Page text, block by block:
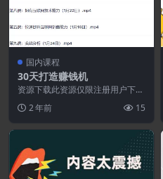
国内课程
30天打造赚钱机
资源下载此资源仅限注册用户下
保证所有资源永久更新资...
2 年前 15